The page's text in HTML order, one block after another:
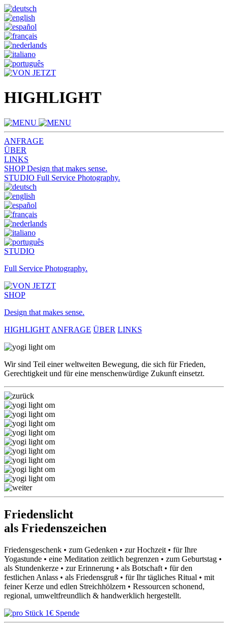
HIGHLIGHT
ANFRAGE
ÜBER
LINKS
SHOPDesign that makes sense.
STUDIO Full Service Photography.
STUDIO
Full Service Photography.
SHOP
Design that makes sense.
HIGHLIGHT ANFRAGE ÜBER LINKS
Wir sind Teil einer weltweiten Bewegung, die sich für Frieden,
Gerechtigkeit und für eine menschenwürdige Zukunft einsetzt.
Friedenslicht
als Friedenszeichen
Friedensgeschenk • zum Gedenken • zur Hochzeit • für Ihre
Yogastunde • eine Meditation zeitlich begrenzen • zum Geburtstag •
als Stundenkerze • zur Erinnerung • als Botschaft • für den
festlichen Anlass • als Friedensgruß • für Ihr tägliches Ritual • mit
feiner Kerze und edlen Streichhölzern • Ressourcen schonend,
regional, umweltfreundlich & handwerklich hergestellt.